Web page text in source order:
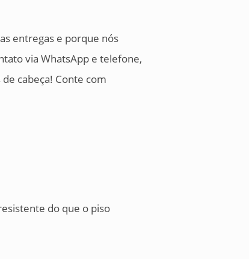
entregas e porque nós
via WhatsApp e telefone,
cabeça! Conte com
do que o piso